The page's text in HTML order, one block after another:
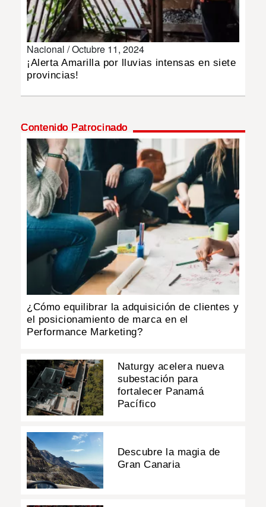
Nacional /Octubre 11, 2024
¡Alerta Amarilla por lluvias intensas en siete
provincias!
Contenido Patrocinado
¿Cómo equilibrar la adquisición de clientes y
el posicionamiento de marca en el
Performance Marketing?
Naturgy acelera nueva
subestación para
fortalecer Panamá
Pacífico
Descubre la magia de
Gran Canaria